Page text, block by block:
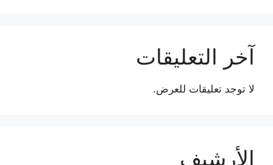
آخر التعليقات
لا توجد تعليقات للعرض.
الأرشيف